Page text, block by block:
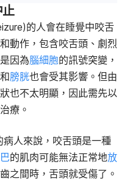
止
的人會在睡覺中咬舌
動作，包含咬舌頭、劇烈
因為腦細胞的訊號突變，
和膀胱也會受其影響。但由
也不太明顯，因此需先以
療。
人來說，咬舌頭是一種
的肌肉可能無法正常地放
之間時，舌頭就受傷了。